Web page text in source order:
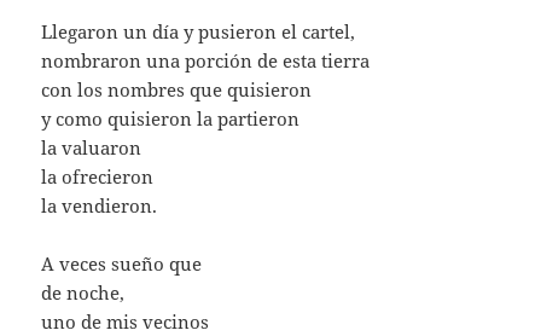
Llegaron un día y pusieron el cartel,
nombraron una porción de esta tierra
con los nombres que quisieron
y como quisieron la partieron
la valuaron
la ofrecieron
la vendieron.
A veces sueño que
de noche,
uno de mis vecinos